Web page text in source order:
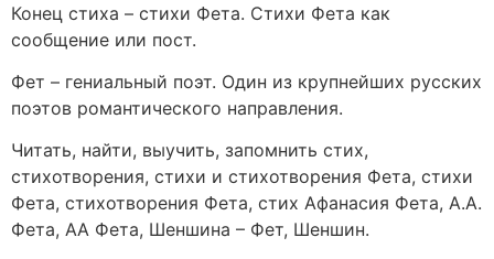
Конец стиха – стихи Фета. Стихи Фета как
сообщение или пост.
Фет – гениальный поэт. Один из крупнейших русских
поэтов романтического направления.
Читать, найти, выучить, запомнить стих,
стихотворения, стихи и стихотворения Фета, стихи
Фета, стихотворения Фета, стих Афанасия Фета, А.А.
Фета, АА Фета, Шеншина – Фет, Шеншин.